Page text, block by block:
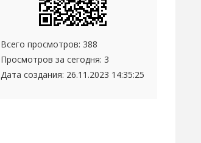
Всего просмотров: 388
Просмотров за сегодня: 3
Дата создания: 26.11.2023 14:35:25